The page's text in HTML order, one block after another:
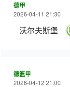
德甲
2026-04-11 21:30
沃尔夫斯堡
德篮甲
2026-04-12 21:00